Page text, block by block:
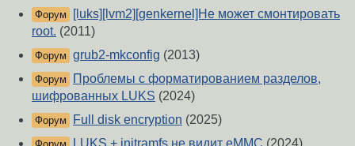
Форум
[luks][lvm2][genkernel]Не может смонтировать
root. (2011)
Форум grub2-mkconfig (2013)
Форум
Проблемы с форматированием разделов,
шифрованных LUKS (2024)
Форум Full disk encryption (2025)
LUKS + initramfs не видит eMMC (2024)